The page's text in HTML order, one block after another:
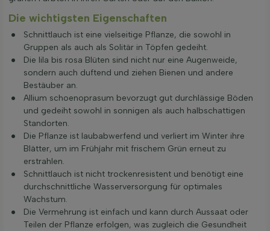
Die wichtigsten Eigenschaften
Schnittlauch ist eine vielseitige Pflanze, die sowohl in
Gruppen als auch als Solitär in Töpfen gedeiht.
Die lila bis rosa Blüten sind nicht nur eine Augenweide,
sondern auch duftend und ziehen Bienen und andere
Bestäuber an.
Allium schoenoprasum bevorzugt gut durchlässige Böden
und gedeiht sowohl in sonnigen als auch halbschattigen
Standorten.
Die Pflanze ist laubabwerfend und verliert im Winter ihre
Blätter, um im Frühjahr mit frischem Grün erneut zu
erstrahlen.
Schnittlauch ist nicht trockenresistent und benötigt eine
durchschnittliche Wasserversorgung für optimales
Wachstum.
Die Vermehrung ist einfach und kann durch Aussaat oder
Teilen der Pflanze erfolgen, was zugleich die Gesundheit